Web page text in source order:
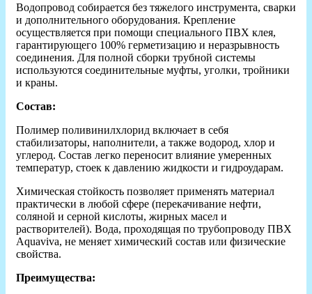
Водопровод собирается без тяжелого инструмента, сварки
и дополнительного оборудования. Крепление
осуществляется при помощи специального ПВХ клея,
гарантирующего 100% герметизацию и неразрывность
соединения. Для полной сборки трубной системы
используются соединительные муфты, уголки, тройники
и краны.
Состав:
Полимер поливинилхлорид включает в себя
стабилизаторы, наполнители, а также водород, хлор и
углерод. Состав легко переносит влияние умеренных
температур, стоек к давлению жидкости и гидроударам.
Химическая стойкость позволяет применять материал
практически в любой сфере (перекачивание нефти,
соляной и серной кислоты, жирных масел и
растворителей). Вода, проходящая по трубопроводу ПВХ
Aquaviva, не меняет химический состав или физические
свойства.
Преимущества: